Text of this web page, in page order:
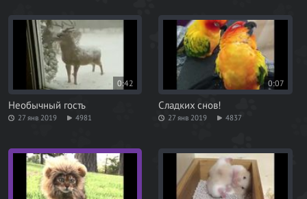
0:42
Необычный гость
27 янв 2019 4981
0:07
Сладких снов!
27 янв 2019 4837